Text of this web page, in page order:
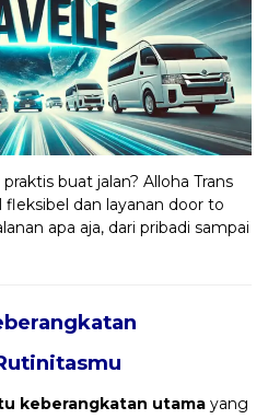
buat jalan? Alloha Trans
dan layanan door to
apa aja, dari pribadi sampai
keberangkatan utama yang